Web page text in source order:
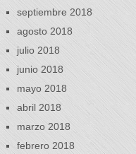
septiembre 2018
agosto 2018
julio 2018
junio 2018
mayo 2018
abril 2018
marzo 2018
febrero 2018